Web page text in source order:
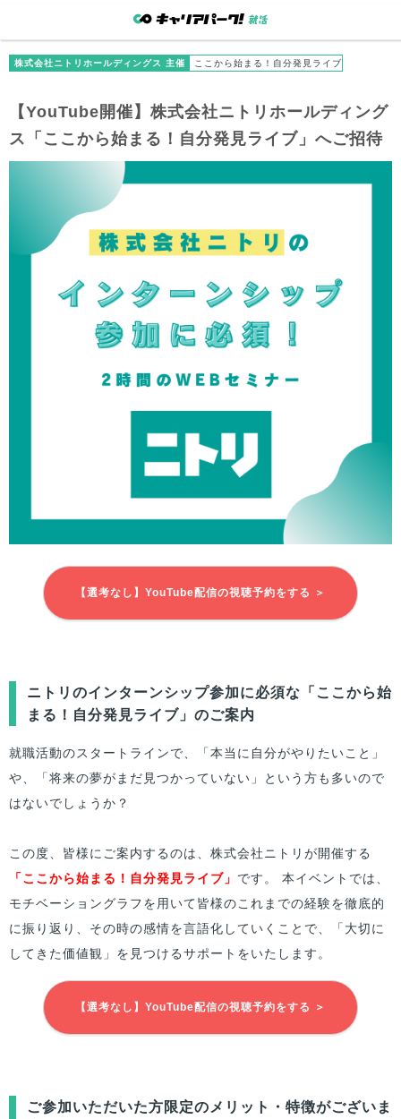
株式会社ニトリホールディングス 主催 ここから始まる！自分発見ライブ
【YouTube開催】株式会社ニトリホールディング
ス「ここから始まる！自分発見ライブ」へご招待
【選考なし】YouTube配信の視聴予約をする ＞
ニトリのインターンシップ参加に必須な「ここから始
まる！自分発見ライブ」のご案内
就職活動のスタートラインで、「本当に自分がやりたいこと」
や、「将来の夢がまだ見つかっていない」という方も多いので
はないでしょうか？
この度、 皆様にご案内するのは、株式会社ニトリが開催する
「ここから始まる！自分発見ライブ」 です。 本イベントでは、
モチベーショングラフを用いて皆様のこれまでの経験を徹底的
に振り返り、その時の感情を言語化していくことで、「大切に
してきた価値観」を見つけるサポートをいたします。
【選考なし】YouTube配信の視聴予約をする ＞
ご参加いただいた方限定のメリット・特徴がございま